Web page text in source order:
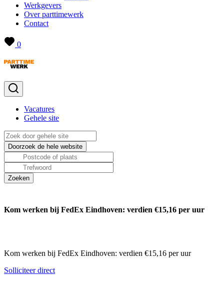
Werkgevers
Over parttimewerk
Contact
0
Vacatures
Gehele site
Kom werken bij FedEx Eindhoven: verdien €15,16 per uur
Kom werken bij FedEx Eindhoven: verdien €15,16 per uur
Solliciteer direct